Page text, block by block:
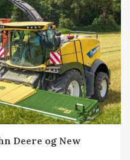
Deere og New